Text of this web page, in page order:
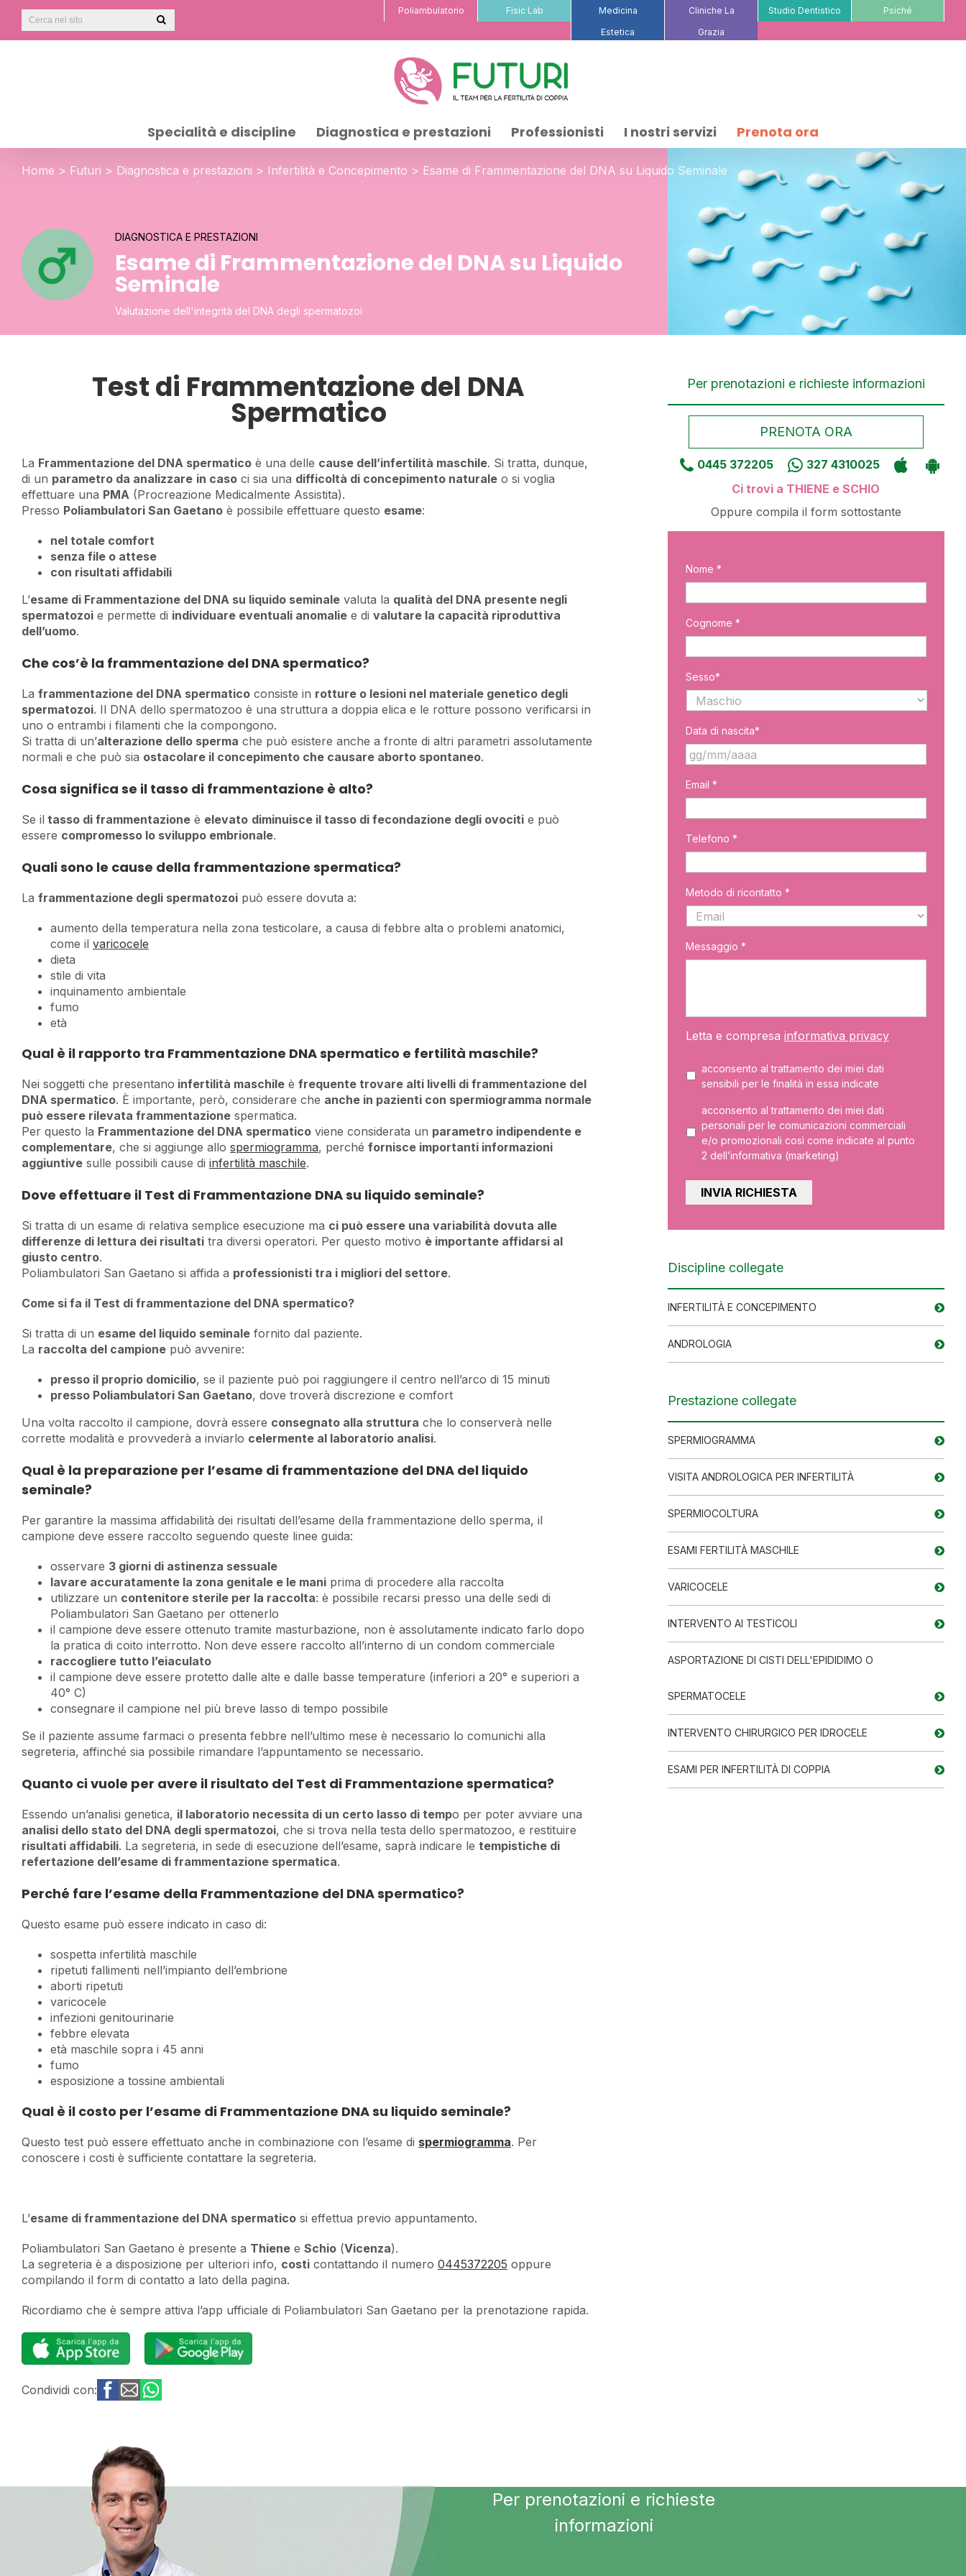
Poliambulatorio Fisic Lab
Medicina
Estetica
Cliniche La
Grazia
Studio Dentistico Psiché
Specialità e discipline Diagnostica e prestazioni Professionisti I nostri servizi Prenota ora
Home > Futuri > Diagnostica e prestazioni > Infertilità e Concepimento > Esame di Frammentazione del DNA su Liquido Seminale
DIAGNOSTICA E PRESTAZIONI
Esame di Frammentazione del DNA su Liquido
Seminale
Valutazione dell'integrità del DNA degli spermatozoi
Test di Frammentazione del DNA
Spermatico
La Frammentazione del DNA spermatico è una delle cause dell’infertilità maschile. Si tratta, dunque,
di un parametro da analizzare in caso ci sia una difficoltà di concepimento naturale o si voglia
effettuare una PMA (Procreazione Medicalmente Assistita).
Presso Poliambulatori San Gaetano è possibile effettuare questo esame:
nel totale comfort
senza file o attese
con risultati affidabili
L’esame di Frammentazione del DNA su liquido seminale valuta la qualità del DNA presente negli
spermatozoi e permette di individuare eventuali anomalie e di valutare la capacità riproduttiva
dell’uomo.
Che cos’è la frammentazione del DNA spermatico?
La frammentazione del DNA spermatico consiste in rotture o lesioni nel materiale genetico degli
spermatozoi. Il DNA dello spermatozoo è una struttura a doppia elica e le rotture possono verificarsi in
uno o entrambi i filamenti che la compongono.
Si tratta di un’alterazione dello sperma che può esistere anche a fronte di altri parametri assolutamente
normali e che può sia ostacolare il concepimento che causare aborto spontaneo.
Cosa significa se il tasso di frammentazione è alto?
Se il tasso di frammentazione è elevato diminuisce il tasso di fecondazione degli ovociti e può
essere compromesso lo sviluppo embrionale.
Quali sono le cause della frammentazione spermatica?
La frammentazione degli spermatozoi può essere dovuta a:
aumento della temperatura nella zona testicolare, a causa di febbre alta o problemi anatomici,
come il varicocele
dieta
stile di vita
inquinamento ambientale
fumo
età
Qual è il rapporto tra Frammentazione DNA spermatico e fertilità maschile?
Nei soggetti che presentano infertilità maschile è frequente trovare alti livelli di frammentazione del
DNA spermatico. È importante, però, considerare che anche in pazienti con spermiogramma normale
può essere rilevata frammentazione spermatica.
Per questo la Frammentazione del DNA spermatico viene considerata un parametro indipendente e
complementare, che si aggiunge allo spermiogramma, perché fornisce importanti informazioni
aggiuntive sulle possibili cause di infertilità maschile.
Dove effettuare il Test di Frammentazione DNA su liquido seminale?
Si tratta di un esame di relativa semplice esecuzione ma ci può essere una variabilità dovuta alle
differenze di lettura dei risultati tra diversi operatori. Per questo motivo è importante affidarsi al
giusto centro.
Poliambulatori San Gaetano si affida a professionisti tra i migliori del settore.
Come si fa il Test di frammentazione del DNA spermatico?
Si tratta di un esame del liquido seminale fornito dal paziente.
La raccolta del campione può avvenire:
presso il proprio domicilio, se il paziente può poi raggiungere il centro nell’arco di 15 minuti
presso Poliambulatori San Gaetano, dove troverà discrezione e comfort
Una volta raccolto il campione, dovrà essere consegnato alla struttura che lo conserverà nelle
corrette modalità e provvederà a inviarlo celermente al laboratorio analisi.
Qual è la preparazione per l’esame di frammentazione del DNA del liquido
seminale?
Per garantire la massima affidabilità dei risultati dell’esame della frammentazione dello sperma, il
campione deve essere raccolto seguendo queste linee guida:
osservare 3 giorni di astinenza sessuale
lavare accuratamente la zona genitale e le mani prima di procedere alla raccolta
utilizzare un contenitore sterile per la raccolta: è possibile recarsi presso una delle sedi di
Poliambulatori San Gaetano per ottenerlo
il campione deve essere ottenuto tramite masturbazione, non è assolutamente indicato farlo dopo
la pratica di coito interrotto. Non deve essere raccolto all’interno di un condom commerciale
raccogliere tutto l’eiaculato
il campione deve essere protetto dalle alte e dalle basse temperature (inferiori a 20° e superiori a
40° C)
consegnare il campione nel più breve lasso di tempo possibile
Se il paziente assume farmaci o presenta febbre nell’ultimo mese è necessario lo comunichi alla
segreteria, affinché sia possibile rimandare l’appuntamento se necessario.
Quanto ci vuole per avere il risultato del Test di Frammentazione spermatica?
Essendo un’analisi genetica, il laboratorio necessita di un certo lasso di tempo per poter avviare una
analisi dello stato del DNA degli spermatozoi, che si trova nella testa dello spermatozoo, e restituire
risultati affidabili. La segreteria, in sede di esecuzione dell’esame, saprà indicare le tempistiche di
refertazione dell’esame di frammentazione spermatica.
Perché fare l’esame della Frammentazione del DNA spermatico?
Questo esame può essere indicato in caso di:
sospetta infertilità maschile
ripetuti fallimenti nell’impianto dell’embrione
aborti ripetuti
varicocele
infezioni genitourinarie
febbre elevata
età maschile sopra i 45 anni
fumo
esposizione a tossine ambientali
Qual è il costo per l’esame di Frammentazione DNA su liquido seminale?
Questo test può essere effettuato anche in combinazione con l’esame di spermiogramma. Per
conoscere i costi è sufficiente contattare la segreteria.
L’esame di frammentazione del DNA spermatico si effettua previo appuntamento.
Poliambulatori San Gaetano è presente a Thiene e Schio (Vicenza).
La segreteria è a disposizione per ulteriori info, costi contattando il numero 0445372205 oppure
compilando il form di contatto a lato della pagina.
Ricordiamo che è sempre attiva l’app ufficiale di Poliambulatori San Gaetano per la prenotazione rapida.
Condividi con:
Per prenotazioni e richieste informazioni
PRENOTA ORA
0445 372205
327 4310025
Ci trovi a THIENE e SCHIO
Oppure compila il form sottostante
Nome *
Cognome *
Sesso*
Data di nascita*
slash
slash
AAAA
Email *
Telefono *
Metodo di ricontatto *
Messaggio *
Letta e compresa informativa privacy
acconsento al trattamento dei miei dati
sensibili per le finalità in essa indicate
acconsento al trattamento dei miei dati
personali per le comunicazioni commerciali
e/o promozionali così come indicate al punto
2 dell’informativa (marketing)
Discipline collegate
INFERTILITÀ E CONCEPIMENTO
ANDROLOGIA
Prestazione collegate
SPERMIOGRAMMA
VISITA ANDROLOGICA PER INFERTILITÀ
SPERMIOCOLTURA
ESAMI FERTILITÀ MASCHILE
VARICOCELE
INTERVENTO AI TESTICOLI
ASPORTAZIONE DI CISTI DELL'EPIDIDIMO O
SPERMATOCELE
INTERVENTO CHIRURGICO PER IDROCELE
ESAMI PER INFERTILITÀ DI COPPIA
Per prenotazioni e richieste
informazioni